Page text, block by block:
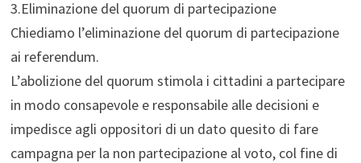
3.Eliminazione del quorum di partecipazione
Chiediamo l’eliminazione del quorum di partecipazione
ai referendum.
L’abolizione del quorum stimola i cittadini a partecipare
in modo consapevole e responsabile alle decisioni e
impedisce agli oppositori di un dato quesito di fare
campagna per la non partecipazione al voto, col fine di